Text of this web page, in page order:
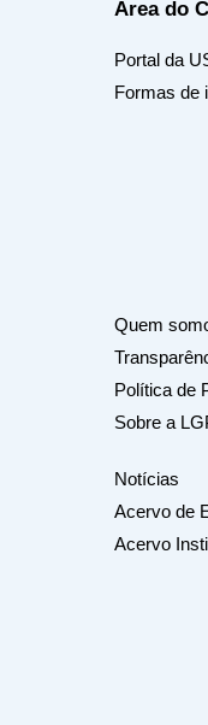
Área do
Portal da
Formas de
Quem
Política de
Sobre a
Notícias
Acervo de
Acervo